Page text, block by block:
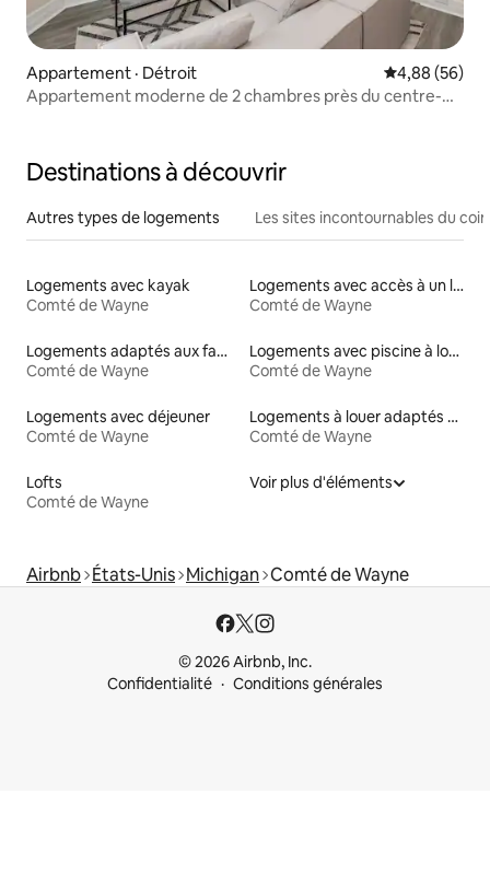
Appartement · Détroit Note
4,88 (56)
Appartement moderne de 2 chambres près du centre-
Destinations à découvrir
Autres types de logements Les sites incontournables du coin
Logements avec kayak
Comté de Wayne
Logements avec accès à un lac
Comté de Wayne
Logements adaptés aux familles à louer
Comté de Wayne
Logements avec piscine à louer
Comté de Wayne
Logements avec déjeuner
Comté de Wayne
Logements à louer adaptés aux animaux
Comté de Wayne
Lofts
Comté de Wayne
Voir plus d'éléments
Airbnb États-Unis Michigan Comté de Wayne
© 2026 Airbnb, Inc.
Confidentialité
Conditions générales